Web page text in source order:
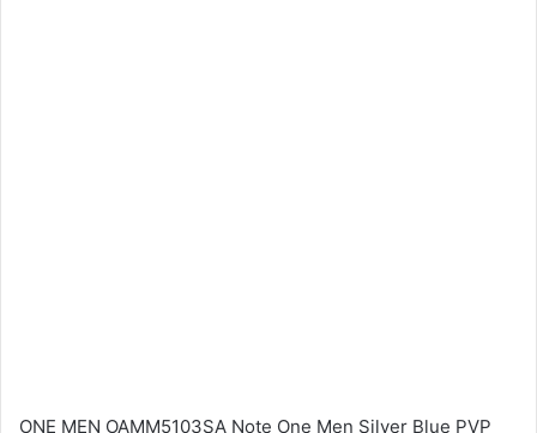
ONE MEN OAMM5103SA Note One Men Silver Blue PVP